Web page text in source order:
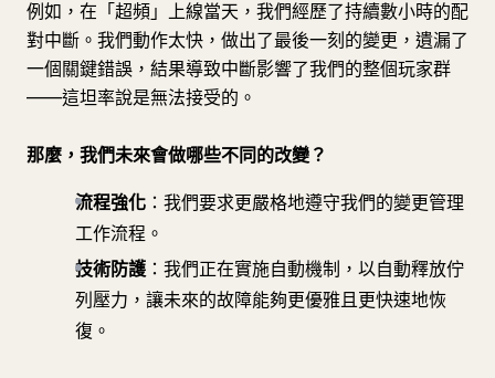
例如，在「超頻」上線當天，我們經歷了持續數小時的配
對中斷。我們動作太快，做出了最後一刻的變更，遺漏了
一個關鍵錯誤，結果導致中斷影響了我們的整個玩家群
——這坦率說是無法接受的。
那麼，我們未來會做哪些不同的改變？
流程強化 ：我們要求更嚴格地遵守我們的變更管理
工作流程。
技術防護 ：我們正在實施自動機制，以自動釋放佇
列壓力，讓未來的故障能夠更優雅且更快速地恢
復。